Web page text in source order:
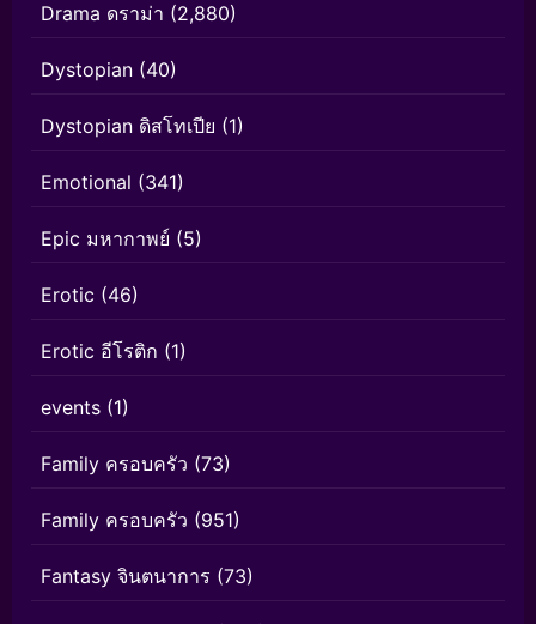
Drama ดราม่า (2,880)
Dystopian (40)
Dystopian ดิสโทเปีย (1)
Emotional (341)
Epic มหากาพย์ (5)
Erotic (46)
Erotic อีโรติก (1)
events (1)
Family ครอบครัว (73)
Family ครอบครัว (951)
Fantasy จินตนาการ (73)